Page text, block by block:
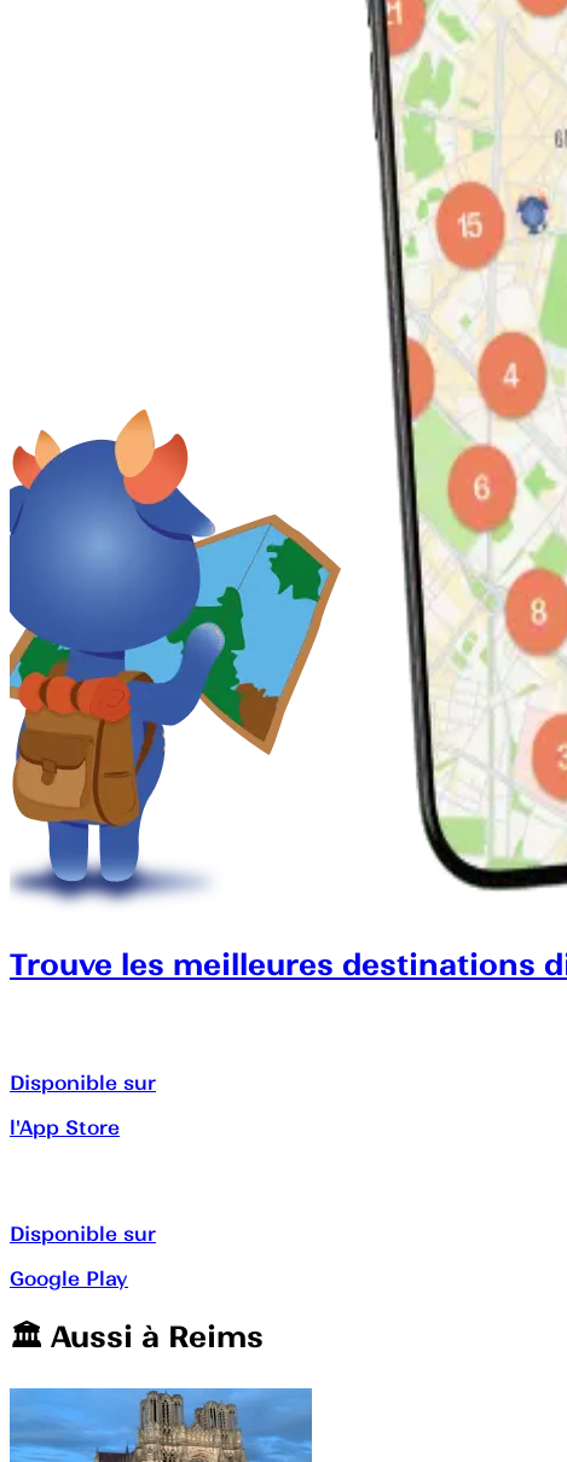
Trouve les meilleures destinations
Disponible sur
l'App Store
Disponible sur
Google Play
🏛️️ Aussi à Reims